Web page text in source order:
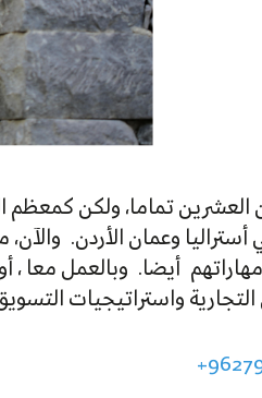
تماما، ولكن كمعظم
وعمان الأردن. والآن،
أيضا. وبالعمل معا ،
التجارية واستراتيجيات